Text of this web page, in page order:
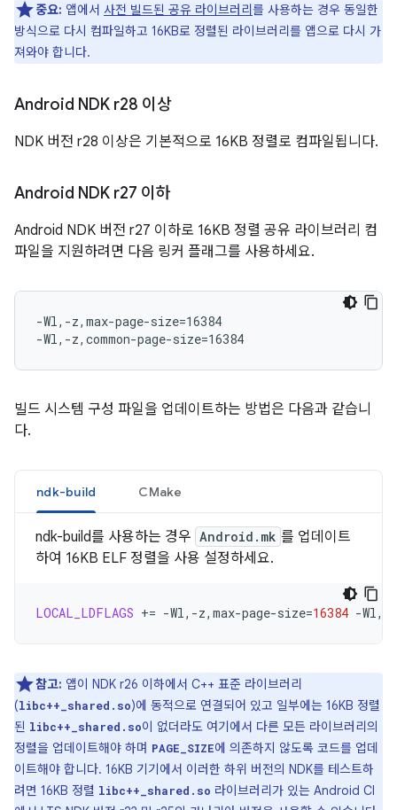
중요: 앱에서 사전 빌드된 공유 라이브러리를 사용하는 경우 동일한
방식으로 다시 컴파일하고 16KB로 정렬된 라이브러리를 앱으로 다시 가
져와야 합니다.
Android NDK r28 이상
NDK 버전 r28 이상은 기본적으로 16KB 정렬로 컴파일됩니다.
Android NDK r27 이하
Android NDK 버전 r27 이하로 16KB 정렬 공유 라이브러리 컴
파일을 지원하려면 다음 링커 플래그를 사용하세요.
-Wl,-z,max-page-size=16384
빌드 시스템 구성 파일을 업데이트하는 방법은 다음과 같습니
다.
ndk-build CMake
ndk-build를 사용하는 경우 Android.mk 를 업데이트
하여 16KB ELF 정렬을 사용 설정하세요.
LOCAL_LDFLAGS += -Wl,-z,max-page-size=16384 -Wl,-
참고: 앱이 NDK r26 이하에서 C++ 표준 라이브러리
(libc++_shared.so)에 동적으로 연결되어 있고 일부에는 16KB 정렬
된 libc++_shared.so이 없더라도 여기에서 다른 모든 라이브러리의
정렬을 업데이트해야 하며 PAGE_SIZE에 의존하지 않도록 코드를 업데
이트해야 합니다. 16KB 기기에서 이러한 하위 버전의 NDK를 테스트하
려면 16KB 정렬 libc++_shared.so 라이브러리가 있는 Android CI